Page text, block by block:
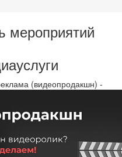
мероприятий
(видеопродакшн) -